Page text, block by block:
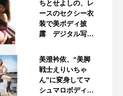
ちとせよしの、レ
ースのセクシー衣
装で美ボディ披
露 デジタル写…
美澄衿依、“美脚
戦士えりいちゃ
ん”に変身してマ
シュマロボディ…